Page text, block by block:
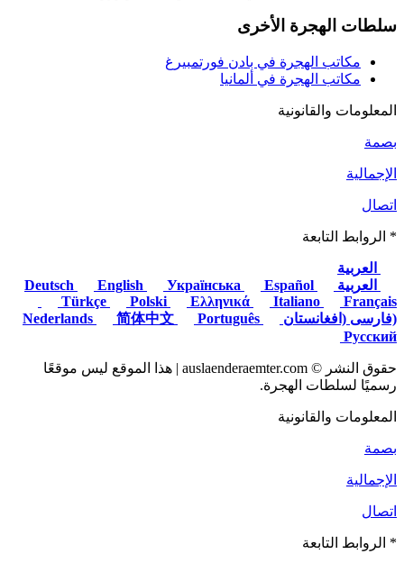
سلطات الهجرة الأخرى
مكاتب الهجرة في بادن فورتمبيرغ
مكاتب الهجرة في ألمانيا
المعلومات والقانونية
بصمة
الإجمالية
اتصال
* الروابط التابعة
العربية
العربية
English Українська
Español
Türkçe
Polski Ελληνικά Italiano
Français
(فارسی (افغانستان
简体中文
Português
Русский
حقوق النشر © auslaenderaemter.com | هذا الموقع ليس موقعًا
رسميًا لسلطات الهجرة.
المعلومات والقانونية
بصمة
الإجمالية
اتصال
* الروابط التابعة